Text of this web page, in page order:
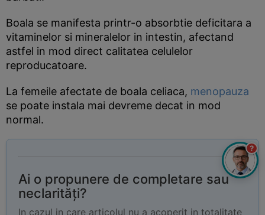
Boala se manifesta printr-o absorbtie deficitara a
vitaminelor si mineralelor in intestin, afectand
astfel in mod direct calitatea celulelor
reproducatoare.
La femeile afectate de boala celiaca, menopauza
se poate instala mai devreme decat in mod
normal.
Ai o propunere de completare sau
neclarități?
In cazul in care articolul nu a acoperit in totalitate
?